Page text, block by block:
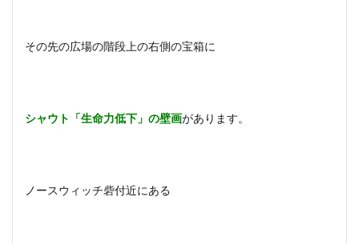
その先の広場の階段上の右側の宝箱に
シャウト「生命力低下」の壁画があります。
ノースウィッチ砦付近にある